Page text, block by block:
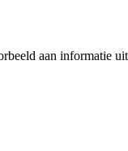
aan informatie